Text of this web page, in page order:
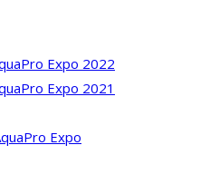
Expo 2022
Expo 2021
Expo